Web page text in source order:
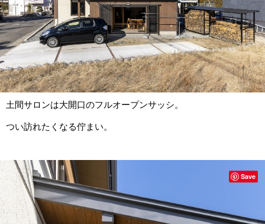
土間サロンは大開口のフルオープンサッシ。
つい訪れたくなる佇まい。
Save